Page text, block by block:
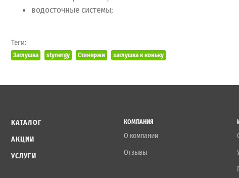
водосточные системы;
Теги:
Заглушка stynergy Стинержи заглушка к коньку
КАТАЛОГ
АКЦИИ
УСЛУГИ
КОМПАНИЯ
О компании
Отзывы